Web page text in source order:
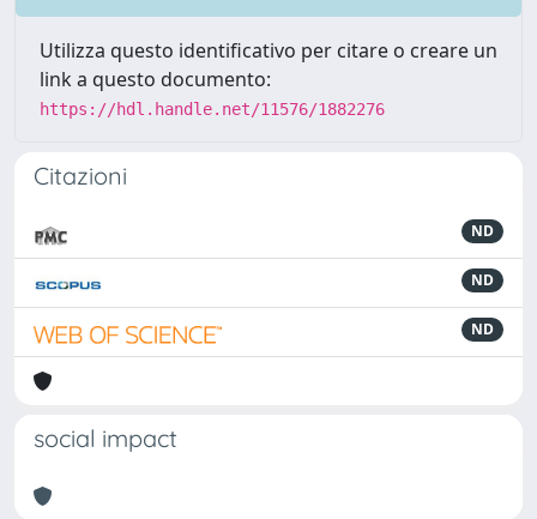
Utilizza questo identificativo per citare o creare un
link a questo documento:
https://hdl.handle.net/11576/1882276
Citazioni
ND
ND
ND
social impact